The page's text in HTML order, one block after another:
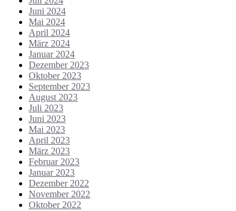
Juni 2024
Mai 2024
April 2024
März 2024
Januar 2024
Dezember 2023
Oktober 2023
September 2023
August 2023
Juli 2023
Juni 2023
Mai 2023
April 2023
März 2023
Februar 2023
Januar 2023
Dezember 2022
November 2022
Oktober 2022